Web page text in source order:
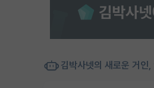
김박사넷의 새로운 거인